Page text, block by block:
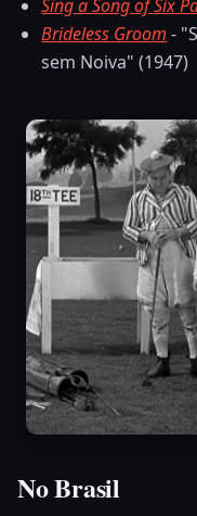
Sing a Song of Six
Brideless Groom -
sem Noiva" (1947)
No Brasil